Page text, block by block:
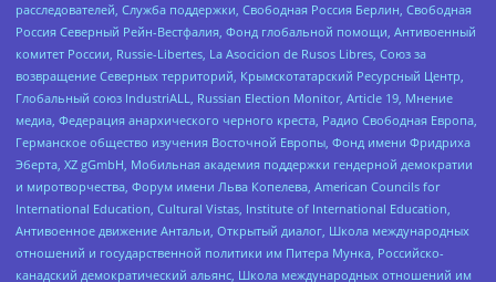
расследователей, Служба поддержки, Свободная Россия Берлин, Свободная
Россия Северный Рейн-Вестфалия, Фонд глобальной помощи, Антивоенный
комитет России, Russie-Libertes, La Asocicion de Rusos Libres, Союз за
возвращение Северных территорий, Крымскотатарский Ресурсный Центр,
Глобальный союз IndustriALL, Russian Election Monitor, Article 19, Мнение
медиа, Федерация анархического черного креста, Радио Свободная Европа,
Германское общество изучения Восточной Европы, Фонд имени Фридриха
Эберта, XZ gGmbH, Мобильная академия поддержки гендерной демократии
и миротворчества, Форум имени Льва Копелева, American Councils for
International Education, Cultural Vistas, Institute of International Education,
Антивоенное движение Антальи, Открытый диалог, Школа международных
отношений и государственной политики им Питера Мунка, Российско-
канадский демократический альянс, Школа международных отношений им